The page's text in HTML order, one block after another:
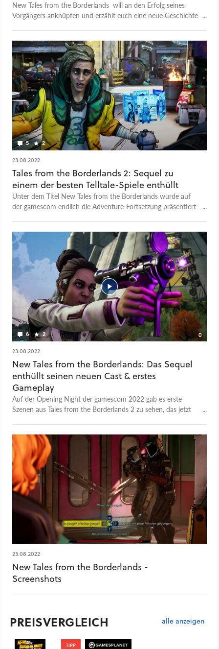
New Tales from the Borderlands will an den Erfolg seines
Vorgängers anknüpfen und erzählt euch eine neue Geschichte
Entscheidungen zu treffen, die den Verlauf der Geschichte
beeinflussen. Hier begleitet ihr Anu, Octavio und Fran bei
ihrem Unterfangen, sich gegen böse Firmenbosse in der vom
Krieg zerrütteten Metropole Promethea zur Wehr zu setzen.
Damit will das Spiel vor allem den Fokus von den Vault-
Huntern, die ihr in Borderlands 1 bis 3 verkörpert, weglenken
und zeigen, wie die anderen Bewohner der Welt von
Borderlands leben. New Tales from the Borderlands wird am
21. Oktober 2022 erscheinen. Was wir noch über das Sequel
wissen, erfahrt ihr in unserer Spielvorstellung.
5 2
23.08.2022
Tales from the Borderlands 2: Sequel zu
einem der besten Telltale-Spiele enthüllt
Unter dem Titel New Tales from the Borderlands wurde auf
der gamescom endlich die Adventure-Fortsetzung präsentiert
6 2
0
23.08.2022
New Tales from the Borderlands: Das Sequel
enthüllt seinen neuen Cast & erstes
Gameplay
Auf der Opening Night der gamescom 2022 gab es erste
Szenen aus Tales from the Borderlands 2 zu sehen, das jetzt
neuer Helden vor: Anu, Octavio und Fran – die als drei
liebenswerte Versager in ein Komplott von galaktischem
Ausmaß gezogen werden. Es geht um Monster, fiese
Megacorporations, bescheuerte Roboter und natürlich um
jede Menge abgedrehten Humor. New Tales from the
Borderlands erscheint für PS5, PS4, Xbox One, Series S und X
sowie PC im Epic Store und Steam am 21. Oktober 2022.
23.08.2022
New Tales from the Borderlands -
Screenshots
PREISVERGLEICH alle anzeigen
TIPP